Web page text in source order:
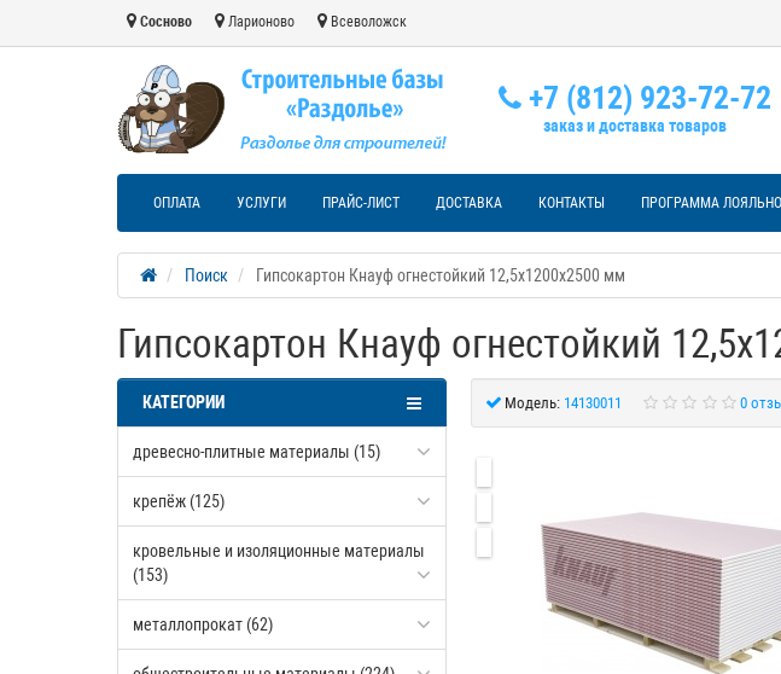
Сосново Ларионово Всеволожск
+7 (812) 923-72-72
заказ и доставка товаров
ОПЛАТА УСЛУГИ ПРАЙС-ЛИСТ ДОСТАВКА КОНТАКТЫ ПРОГРАММА
Поиск Гипсокартон Кнауф огнестойкий 12,5х1200х2500 мм
Гипсокартон Кнауф огнестойкий
КАТЕГОРИИ
древесно-плитные материалы (15)
крепёж (125)
кровельные и изоляционные материалы
(153)
металлопрокат (62)
Модель: 14130011 0